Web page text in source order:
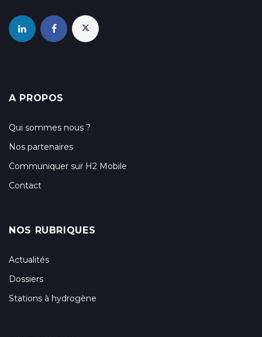
A PROPOS
Qui sommes nous ?
Nos partenaires
Communiquer sur H2 Mobile
Contact
NOS RUBRIQUES
Actualités
Dossiers
Stations à hydrogène